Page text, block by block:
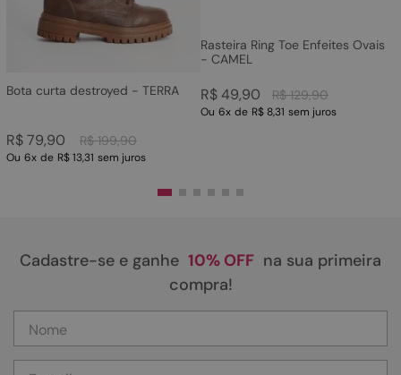
Bota curta destroyed - TERRA
R$ 199,90
R$79,90
Ou 6x de R$ 13,31 sem juros
Rasteira Ring Toe Enfeites Ovais
- CAMEL
R$ 129,90
R$49,90
Ou 6x de R$ 8,31 sem juros
Cadastre-se e ganhe 10% OFF na sua primeira
compra!